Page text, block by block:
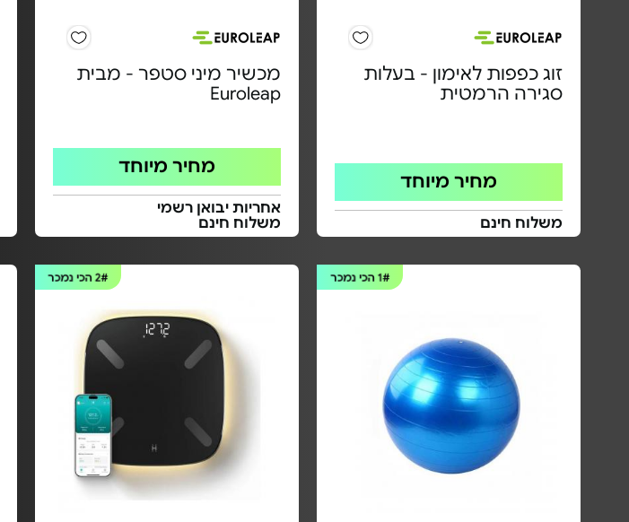
זוג כפפות לאימון - בעלות
סגירה הרמטית
מחיר מיוחד
משלוח חינם
מכשיר מיני סטפר - מבית
Euroleap
מחיר מיוחד
אחריות יבואן רשמי
משלוח חינם
1#הכי נמכר 2#הכי נמכר